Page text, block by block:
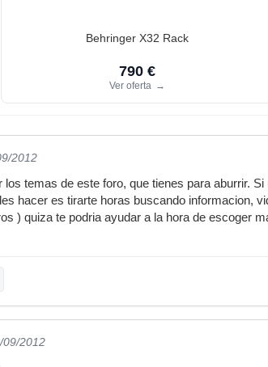
Behringer X32 Rack
790 €
Ver oferta →
2012
los temas de este foro, que tienes para aburrir.
hacer es tirarte horas buscando informacion,
) quiza te podria ayudar a la hora de escoger
09/2012